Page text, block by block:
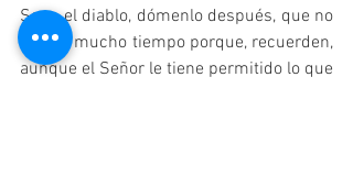
Sean el diablo, dómenlo después, que no
los ate mucho tiempo porque, recuerden,
aunque el Señor le tiene permitido lo que